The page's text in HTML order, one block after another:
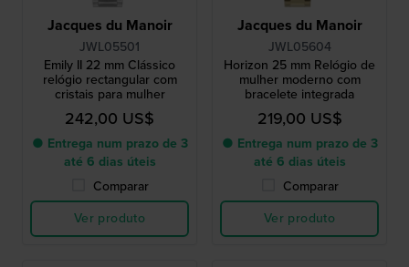
Jacques du Manoir
JWL05501
Emily II 22 mm Clássico
relógio rectangular com
cristais para mulher
242,00 US$
● Entrega num prazo de 3
até 6 dias úteis
Comparar
Ver produto
Jacques du Manoir
JWL05604
Horizon 25 mm Relógio de
mulher moderno com
bracelete integrada
219,00 US$
● Entrega num prazo de 3
até 6 dias úteis
Comparar
Ver produto